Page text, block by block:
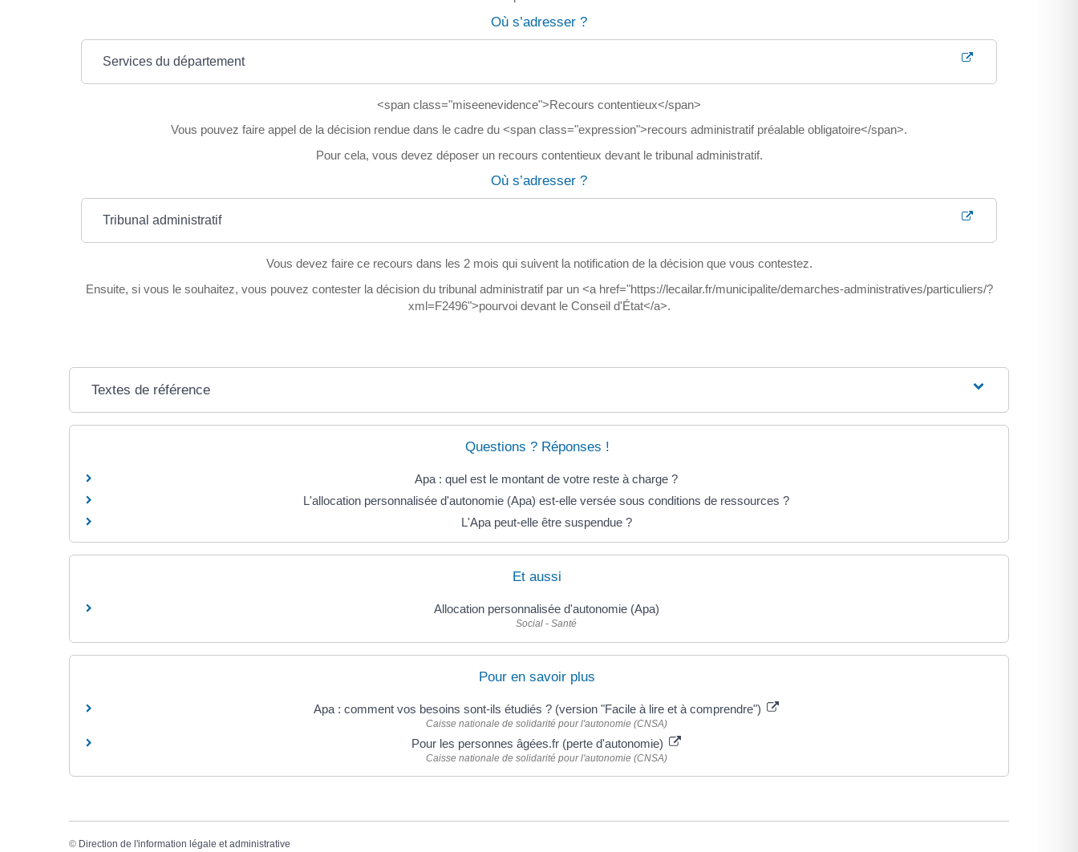
Où s’adresser ?
Services du département
<span class="miseenevidence">Recours contentieux</span>
Vous pouvez faire appel de la décision rendue dans le cadre du <span class="expression">recours administratif préalable obligatoire</span>.
Pour cela, vous devez déposer un recours contentieux devant le tribunal administratif.
Où s’adresser ?
Tribunal administratif
Vous devez faire ce recours dans les 2 mois qui suivent la notification de la décision que vous contestez.
Ensuite, si vous le souhaitez, vous pouvez contester la décision du tribunal administratif par un <a href="https://lecailar.fr/municipalite/demarches-administratives/particuliers/?
xml=F2496">pourvoi devant le Conseil d'État</a>.
Textes de référence
Questions ? Réponses !
Apa : quel est le montant de votre reste à charge ?
L'allocation personnalisée d'autonomie (Apa) est-elle versée sous conditions de ressources ?
L'Apa peut-elle être suspendue ?
Et aussi
Allocation personnalisée d'autonomie (Apa)
Social - Santé
Pour en savoir plus
Apa : comment vos besoins sont-ils étudiés ? (version "Facile à lire et à comprendre")
Caisse nationale de solidarité pour l'autonomie (CNSA)
Pour les personnes âgées.fr (perte d'autonomie)
Caisse nationale de solidarité pour l'autonomie (CNSA)
© Direction de l'information légale et administrative